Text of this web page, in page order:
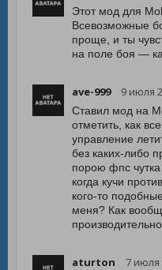
Этот мод для
Всевозможные
проще, и ты
на поле боя —
ave-999 9 июля
Ставил мод на
отметить, как
управление
без каких-либо
порою фпс
когда кучи
кого-то
меня? Как
aturton 7 июля